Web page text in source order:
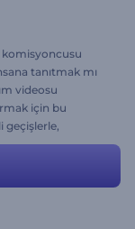
komisyoncusu
tanıtmak mı
videosu
için bu
geçişlerle,
bugün hazırlayın